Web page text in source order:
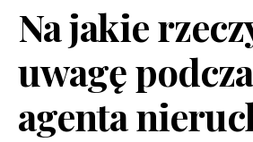
Na jakie
uwagę
agenta